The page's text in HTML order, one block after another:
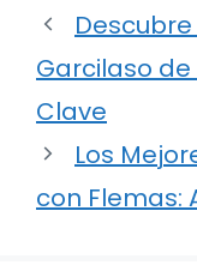
Garcilaso de
Clave
Los
con Flemas: